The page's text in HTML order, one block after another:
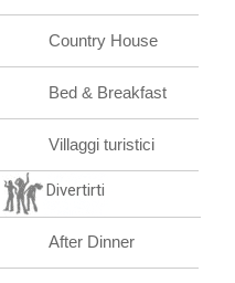
Country House
Bed & Breakfast
Villaggi turistici
Divertirti
After Dinner